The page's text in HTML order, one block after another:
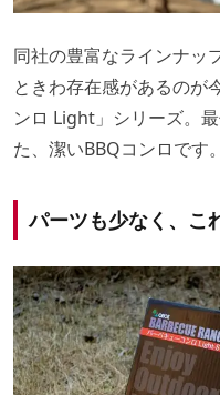
同社の豊富なラインナッ
ときわ存在感があるのが
ンロ Light」シリーズ。
た、潔いBBQコンロです。
パーツも少なく、こ